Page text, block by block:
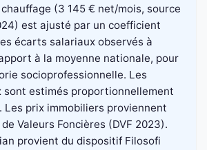
(3 145 € net/mois, source
est ajusté par un coefficient
écarts salariaux observés à
à la moyenne nationale, pour
socioprofessionnelle. Les
sont estimés proportionnellement
Les prix immobiliers proviennent
Valeurs Foncières (DVF 2023).
provient du dispositif Filosofi